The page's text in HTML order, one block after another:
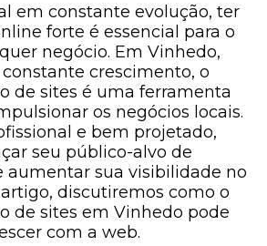
em constante evolução, ter
forte é essencial para o
negócio. Em Vinhedo,
crescimento, o
de sites é uma ferramenta
os negócios locais.
e bem projetado,
seu público-alvo de
aumentar sua visibilidade no
discutiremos como o
de sites em Vinhedo pode
com a web.